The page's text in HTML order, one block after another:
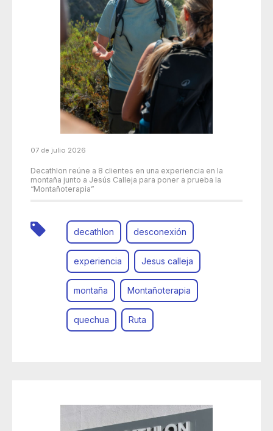
07 de julio 2026
Decathlon reúne a 8 clientes en una experiencia en la
montaña junto a Jesús Calleja para poner a prueba la
“Montañoterapia”
decathlon desconexión
experiencia Jesus calleja
montaña Montañoterapia
quechua Ruta